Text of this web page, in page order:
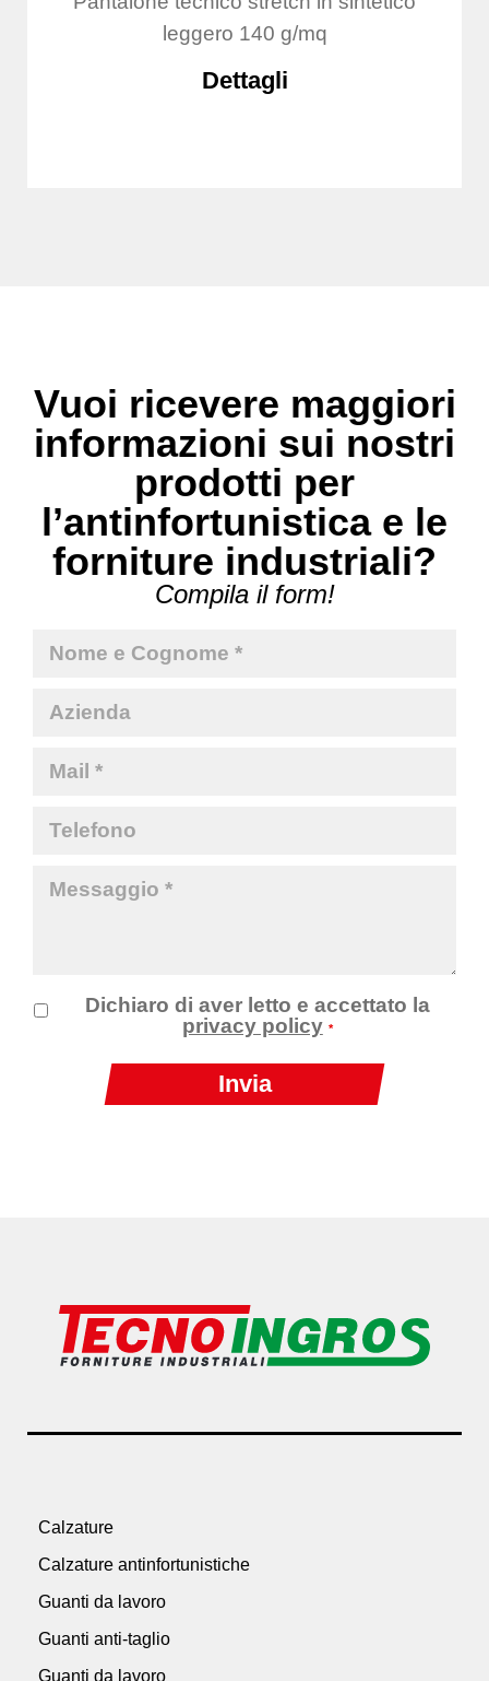
leggero 140 g/mq
Dettagli
Vuoi ricevere maggiori
informazioni sui nostri
prodotti per
l’antinfortunistica e le
forniture industriali?
Compila il form!
Dichiaro di aver letto e accettato la
privacy policy *
Calzature
Calzature antinfortunistiche
Guanti da lavoro
Guanti anti-taglio
Guanti da lavoro